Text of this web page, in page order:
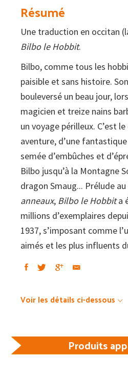
hòbbit
o
un
anar
tornar
Résumé
Une traduction en occitan
Bilbo le Hobbit.
Bilbo, comme tous les
paisible et sans histoire.
bouleversé un beau jour,
magicien et treize nains
un voyage périlleux. C’est
aventure, d’une
semée d’embûches et
Bilbo jusqu’à la Montagne
dragon Smaug... Prélude au
anneaux, Bilbo le Hobbita
millions d’exemplaires
1937, s’imposant comme
aimés et les plus influents
Voir les détails ci-dessous
Produits